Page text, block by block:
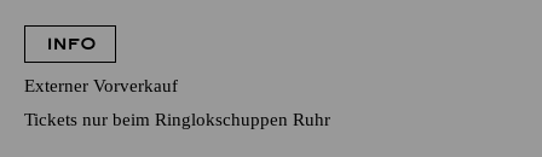
INFO
Externer Vorverkauf
Tickets nur beim Ringlokschuppen Ruhr